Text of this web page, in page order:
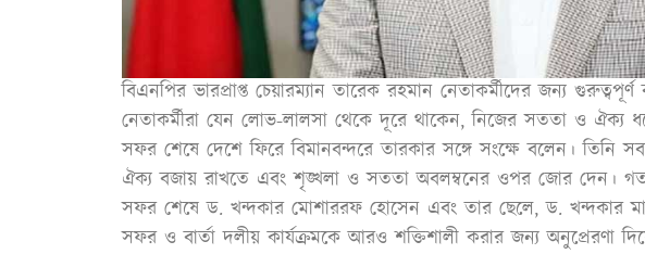
বিএনপির ভারপ্রাপ্ত চেয়ারম্যান তারেক রহমান নেতাকর্মীদের জন্য গুরুত্বপূর্ণ
নেতাকর্মীরা যেন লোভ-লালসা থেকে দূরে থাকেন, নিজের সততা ও ঐক্য
সফর শেষে দেশে ফিরে বিমানবন্দরে তারকার সঙ্গে সংক্ষে বলেন। তিনি
ঐক্য বজায় রাখতে এবং শৃঙ্খলা ও সততা অবলম্বনের ওপর জোর দেন। গত
সফর শেষে ড. খন্দকার মোশাররফ হোসেন এবং তার ছেলে, ড. খন্দকার
সফর ও বার্তা দলীয় কার্যক্রমকে আরও শক্তিশালী করার জন্য অনুপ্রেরণা